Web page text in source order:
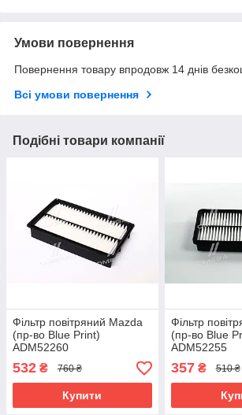
Умови повернення
Повернення товару впродовж 14 днів
Всі умови повернення
Подібні товари компанії
Фільтр повітряний Mazda
(пр-во Blue Print)
ADM52260
532 ₴ 760 ₴
Купити
Фільтр
(пр-во Blue
ADM52255
357₴ 510 ₴